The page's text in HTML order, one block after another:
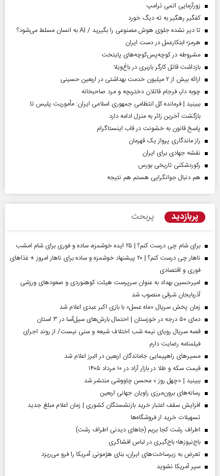
زورآزمایی اتمی ترامپ
کفگیر رهگیر به ته دیگ خورد
تا دیر نشده جلوی هوش مصنوعی را بگیرید / AI به انسان مسلط می‌شود؟
هرمز؛ ابتکارعمل در دست ایران
مشروطه در کوچه‌پس‌کوچه‌های پایتخت
بازداشت قاتل کارگر باربری در باغ‌ویلا
ارائه بیش از ۲ میلیون خدمت بهداشتی در اربعین حسینی
چوبه دار، فرجام قاتلان دختربچه و مرد صاحبخانه
ببینید | فرمانده کل انتظامی جمهوری اسلامی ایران­: مأموریت پلیس تا
بازگشت آخرین زائر به منزل ادامه دارد
پاسخ قانون به خشونت در قاب اینستاگرام
راز ماندگاری پرواز یک قهرمان
نقشه جهادی برای ایران
رکوردشکنی تاریخی بورس
هم دنبال جوانگرایی هستم هم نتیجه
پربازدید پربحث
برای شام چی درست کنم؟ | ۲۵ ایده خوشمزه، ساده و فوری برای شام امشب
ناهار چی درست کنم؟ | ۲۰ پیشنهاد خوشمزه و ساده برای ناهار امروز + غذاهای
فوری و اقتصادی
امیرحسین بهداد به عنوان سرپرست هیئت کوهنوردی و صعودهای ورزشی
آذربایجان شرقی منصوب شد
زمان پخش سریال «ماه عسل» با بازی اکبر عبدی اعلام شد
دمای ۵۰ درجه در خوزستان | احتمال بارش‌های سیل‌آسا در ۳ استان
قصه سریال رویای نیمه شب اختلاف شیعه و سنی نیست/ از روند اجرای
فیلمنامه رضایت دارم
مسیر‌های راهپیمایی جاماندگان اربعین در البرز اعلام شد
قیمت سکه و طلا در بازار آزاد در ۱۰ مرداد ۱۴۰۵
ببینید | «چهل روز » محسن چاووشی منتشر شد
رسانه‌های برون‌مرزی راویان جهانی اربعین
افزایش سقف اعتبار خرید بازنشستگان کشوری | زمان اعلام مبلغ جدید
تسهیلات خرید از فروشگاه‌ها
اطراف رشت کجا بریم (جاهای دیدنی اطراف رشت)
باج‌نیوزها؛ باج‌گیری در لباس افشاگری
تعرض به زیرساخت‌های ایران، بنای هژمونی آمریکا را فرو می‌ریزد
سپر آمریکا نشوید